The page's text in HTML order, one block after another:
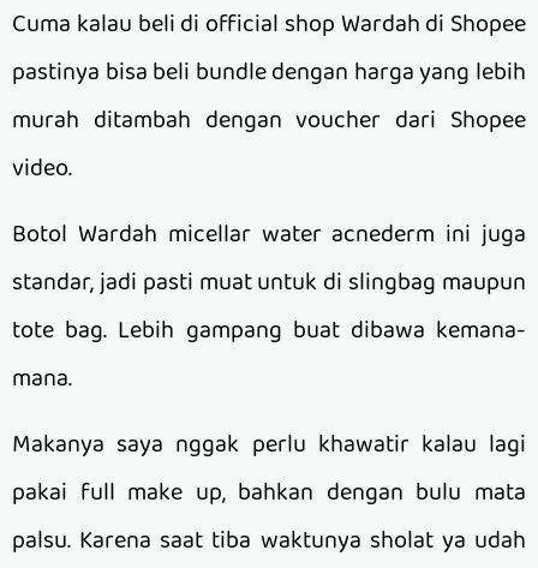
Cuma kalau beli di official shop Wardah di Shopee
pastinya bisa beli bundle dengan harga yang lebih
murah ditambah dengan voucher dari Shopee
video.
Botol Wardah micellar water acnederm ini juga
standar, jadi pasti muat untuk di slingbag maupun
tote bag. Lebih gampang buat dibawa kemana-
mana.
Makanya saya nggak perlu khawatir kalau lagi
pakai full make up, bahkan dengan bulu mata
palsu. Karena saat tiba waktunya sholat ya udah